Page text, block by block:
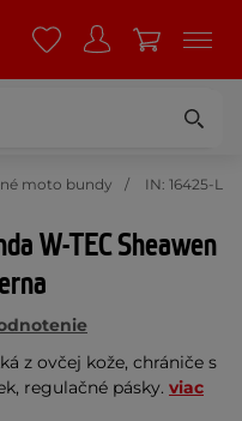
moto bundy IN: 16425-L
W-TEC Sheawen
z ovčej kože, chrániče s
regulačné pásky. viac